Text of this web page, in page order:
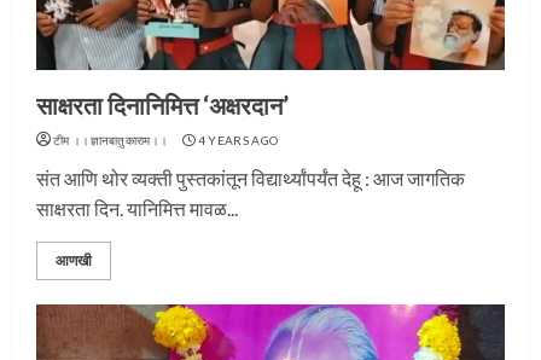
साक्षरता दिनानिमित्त ‘अक्षरदान’
टीम ।।ज्ञानबातुकाराम।। 4 YEARS AGO
संत आणि थोर व्यक्ती पुस्तकांतून विद्यार्थ्यांपर्यंत देहू : आज जागतिक
साक्षरता दिन. यानिमित्त मावळ...
आणखी